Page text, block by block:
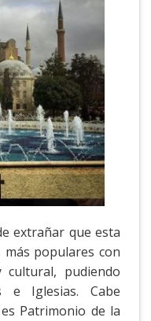
extrañar que esta
populares con
pudiendo
e Iglesias. Cabe
Patrimonio de la